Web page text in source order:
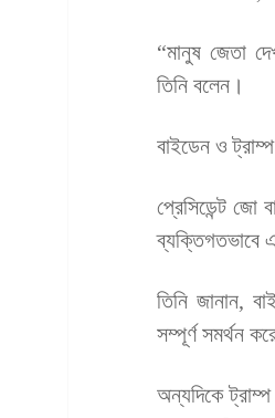
“মানুষ জেতা
তিনি বলেন।
বাইডেন ও
প্রেসিডেন্ট জো
ব্যক্তিগতভাবে
তিনি জানান,
সম্পূর্ণ সমর্থন
অন্যদিকে